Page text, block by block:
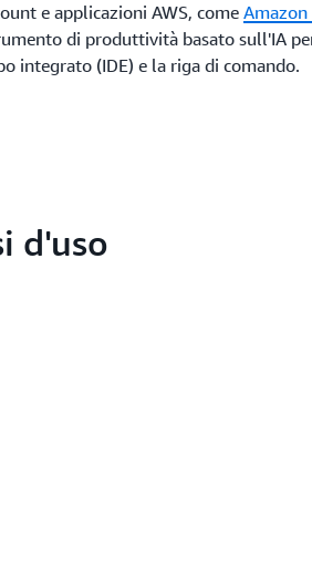
e applicazioni AWS, come
di produttività basato sull'IA
integrato (IDE) e la riga di comando.
d'uso